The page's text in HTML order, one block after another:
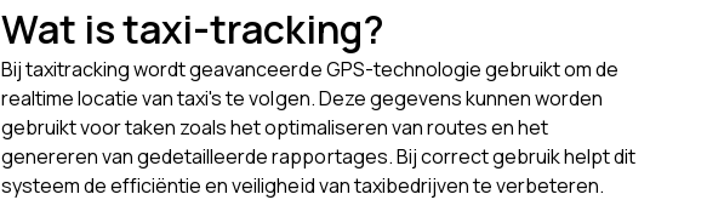
Wat is taxi-tracking?
Bij taxitracking wordt geavanceerde GPS-technologie gebruikt om de
realtime locatie van taxi's te volgen. Deze gegevens kunnen worden
gebruikt voor taken zoals het optimaliseren van routes en het
genereren van gedetailleerde rapportages. Bij correct gebruik helpt dit
systeem de efficiëntie en veiligheid van taxibedrijven te verbeteren.